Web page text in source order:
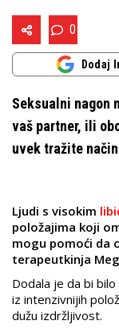
0
Dodaj
Seksualni nagon
vaš partner, ili
uvek tražite
Ljudi s visokim
položajima koji
mogu pomoći da
terapeutkinja
Dodala je da bi
iz intenzivnijih
dužu izdržljivost.